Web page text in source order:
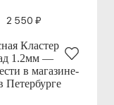
2 550 ₽